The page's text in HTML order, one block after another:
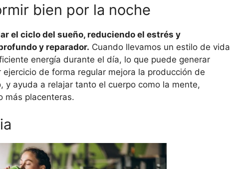
bien por la noche
el ciclo del sueño, reduciendo el estrés y
y reparador. Cuando llevamos un estilo de vida
energía durante el día, lo que puede generar
de forma regular mejora la producción de
y ayuda a relajar tanto el cuerpo como la mente,
más placenteras.